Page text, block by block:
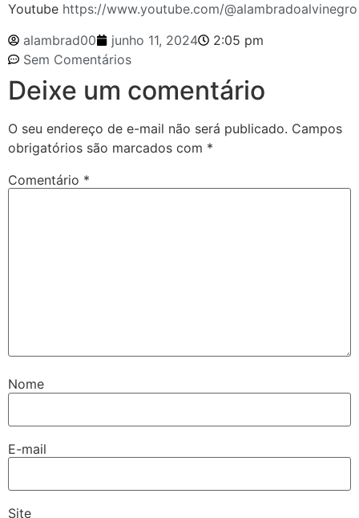
Youtube https://www.youtube.com/@alambradoalvinegro
alambrad00
junho 11, 2024
2:05 pm
Sem Comentários
Deixe um comentário
O seu endereço de e-mail não será publicado. Campos
obrigatórios são marcados com *
Comentário *
Nome
E-mail
Site